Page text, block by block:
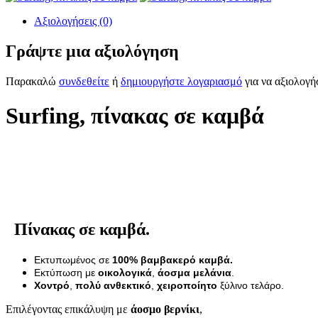
Αξιολογήσεις (0)
Γράψτε μια αξιολόγηση
Παρακαλώ συνδεθείτε ή δημιουργήστε λογαριασμό για να
Surfing, πίνακας σε καμβά
Πίνακας σε καμβά.
Εκτυπωμένος σε 100% βαμβακερό καμβά.
Εκτύπωση με οικολογικά άοσμα μελάνια
Χοντρό πολύ ανθεκτικό χειροποίητο ξύλινο τελάρο.
Επιλέγοντας επικάλυψη με άοσμο βερνίκι,